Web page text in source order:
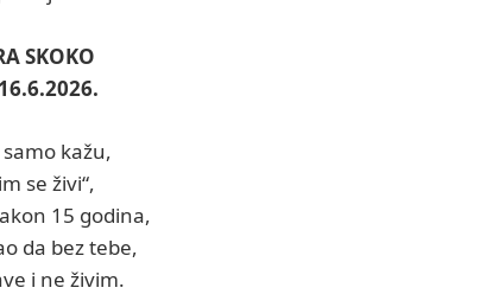
SKOKO
kažu,
se živi“,
15 godina,
da bez tebe,
i ne živim.